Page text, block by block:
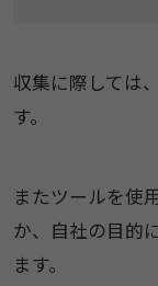
収集に際しては
す。
またツールを使
か、自社の目的
ます。